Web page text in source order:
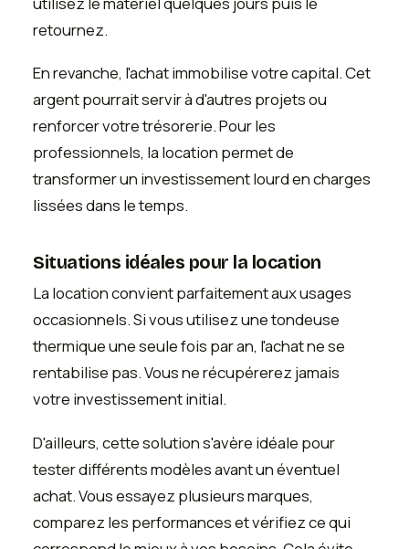
retournez.
En revanche, l'achat immobilise votre capital. Cet
argent pourrait servir à d'autres projets ou
renforcer votre trésorerie. Pour les
professionnels, la location permet de
transformer un investissement lourd en charges
lissées dans le temps.
Situations idéales pour la location
La location convient parfaitement aux usages
occasionnels. Si vous utilisez une tondeuse
thermique une seule fois par an, l'achat ne se
rentabilise pas. Vous ne récupérerez jamais
votre investissement initial.
D'ailleurs, cette solution s'avère idéale pour
tester différents modèles avant un éventuel
achat. Vous essayez plusieurs marques,
comparez les performances et vérifiez ce qui